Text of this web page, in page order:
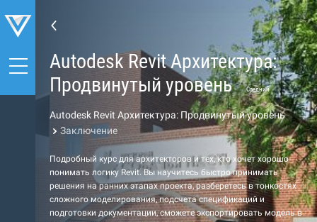
Autodesk Revit Архитектура:
Продвинутый уровень
Средний
Autodesk Revit Архитектура: Продвинутый уровень
Заключение
Подробный курс для архитекторов и тех, кто хочет хорошо
понимать логику Revit. Вы научитесь быстро принимать
решения на ранних этапах проекта, разберетесь в тонкостях
сложного моделирования, подсчета спецификаций и
подготовки документации, сможете экспортировать модель в